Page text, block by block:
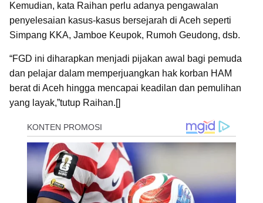
Kemudian, kata Raihan perlu adanya pengawalan
penyelesaian kasus-kasus bersejarah di Aceh seperti
Simpang KKA, Jamboe Keupok, Rumoh Geudong, dsb.
“FGD ini diharapkan menjadi pijakan awal bagi pemuda
dan pelajar dalam memperjuangkan hak korban HAM
berat di Aceh hingga mencapai keadilan dan pemulihan
yang layak,”tutup Raihan.[]